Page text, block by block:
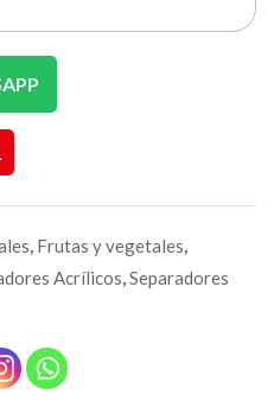
, Frutas y vegetales,
Acrílicos,Separadores